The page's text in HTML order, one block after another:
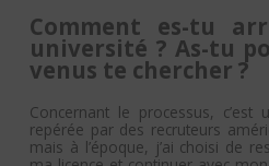
Comment es-tu
université ? As-tu
venus te chercher ?
Concernant le processus,
repérée par des recruteurs
mais à l’époque, j’ai choisi de